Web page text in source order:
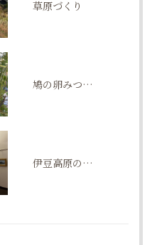
草原づくり
鳩の卵みつけた！
伊豆高原の五月祭。ギャラリーゆるメゾン。